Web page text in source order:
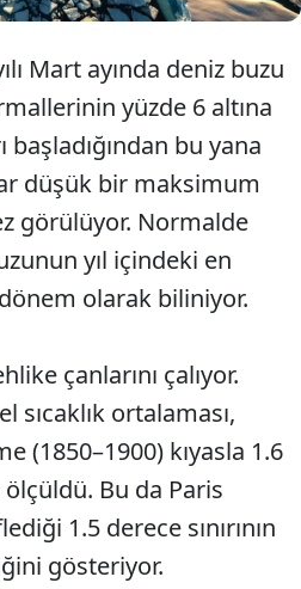
Mart ayında deniz buzu
yüzde 6 altına
başladığından bu yana
düşük bir maksimum
görülüyor. Normalde
yıl içindeki en
olarak biliniyor.
çanlarını çalıyor.
sıcaklık ortalaması,
(1850–1900) kıyasla 1.6
Bu da Paris
1.5 derece sınırının
gösteriyor.